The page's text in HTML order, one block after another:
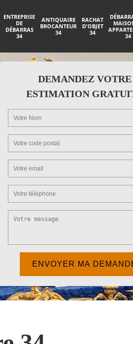
ENTREPRISE
DE
DÉBARRAS
34
ANTIQUAIRE
BROCANTEUR
34
RACHAT
D'OBJET
34
34
DEMANDEZ VOTRE
ESTIMATION